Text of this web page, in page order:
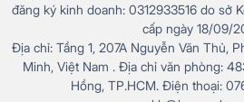
đăng ký kinh doanh: 0312933516 do sở
cấp ngày 18/09/
Địa chỉ: Tầng 1, 207A Nguyễn Văn Thủ,
Minh, Việt Nam . Địa chỉ văn phòng:
Hồng, TP.HCM. Điện thoại: